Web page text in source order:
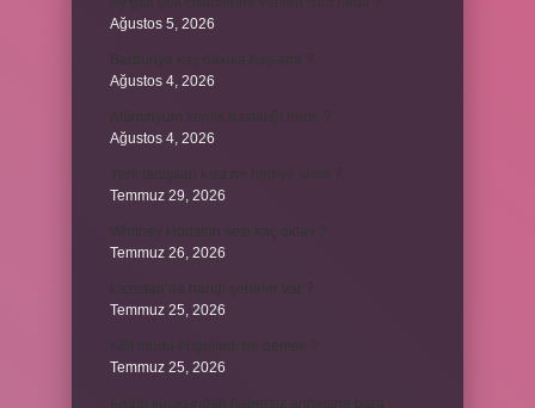
Ağustos 5, 2026
Ağustos 4, 2026
Ağustos 4, 2026
Temmuz 29, 2026
Temmuz 26, 2026
Temmuz 25, 2026
Temmuz 25, 2026